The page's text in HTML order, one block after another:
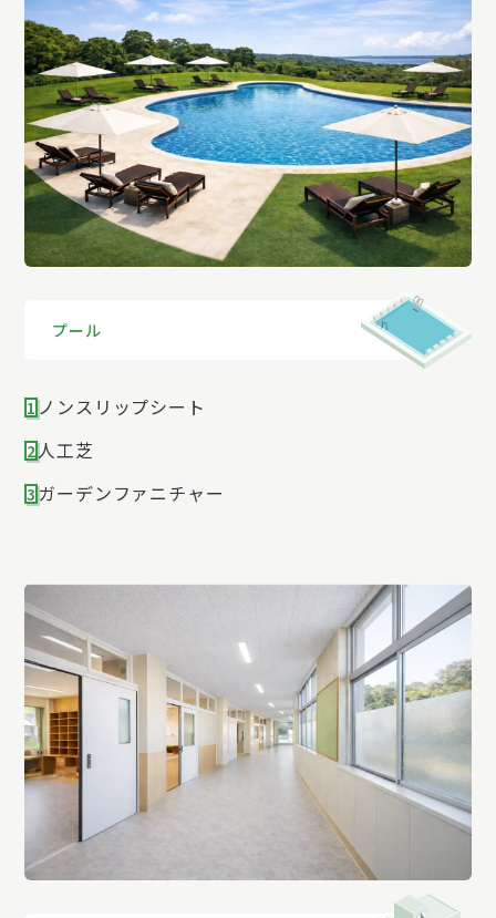
プール
1ノンスリップシート
2人工芝
3ガーデンファニチャー